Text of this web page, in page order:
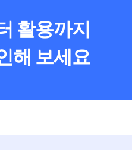
활용까지
해 보세요